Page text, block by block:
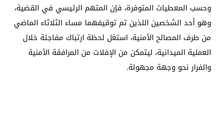
وحسب المعطيات المتوفرة، فإن المتهم الرئيسي في القضية،
وهو أحد الشخصين اللذين تم توقيفهما مساء الثلاثاء الماضي
من طرف المصالح الأمنية، استغل لحظة ارتباك مفاجئة خلال
العملية الميدانية، ليتمكن من الإفلات من المرافقة الأمنية
والفرار نحو وجهة مجهولة.